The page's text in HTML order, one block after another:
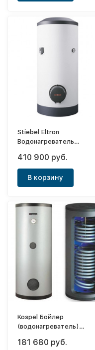
Stiebel Eltron
Водонагреватель
SHW 400 WS
410 900 руб.
В корзину
Kospel Бойлер
(водонагреватель)
Termo Solar SB-500
181 680 руб.